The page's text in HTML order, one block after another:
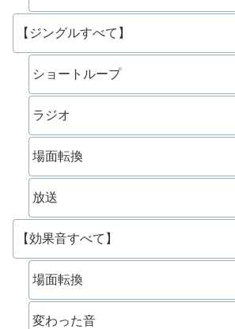
【ジングルすべて】
ショートループ
ラジオ
場面転換
放送
【効果音すべて】
場面転換
変わった音